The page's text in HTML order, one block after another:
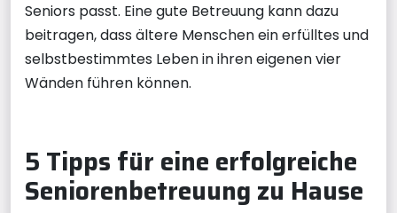
Seniors passt. Eine gute Betreuung kann dazu
beitragen, dass ältere Menschen ein erfülltes und
selbstbestimmtes Leben in ihren eigenen vier
Wänden führen können.
5 Tipps für eine erfolgreiche
Seniorenbetreuung zu Hause